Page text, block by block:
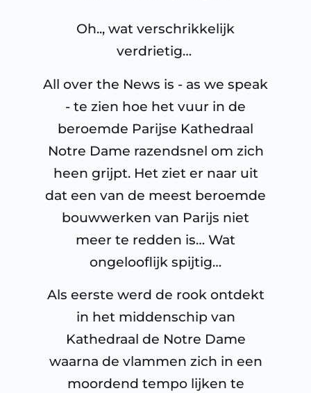
Oh.., wat verschrikkelijk
verdrietig…
All over the News is - as we speak
- te zien hoe het vuur in de
beroemde Parijse Kathedraal
Notre Dame razendsnel om zich
heen grijpt. Het ziet er naar uit
dat een van de meest beroemde
bouwwerken van Parijs niet
meer te redden is… Wat
ongelooflijk spijtig…
Als eerste werd de rook ontdekt
in het middenschip van
Kathedraal de Notre Dame
waarna de vlammen zich in een
moordend tempo lijken te